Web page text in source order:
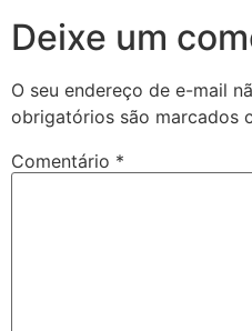
Deixe um
O seu endereço de e-mail
obrigatórios são marcados
Comentário *